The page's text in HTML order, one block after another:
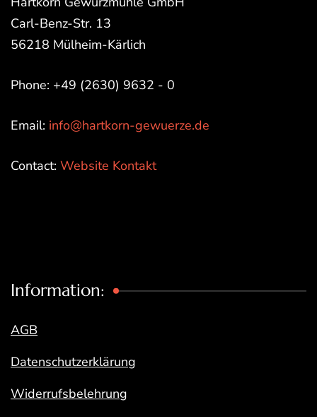
Carl-Benz-Str. 13
56218 Mülheim-Kärlich
Phone: +49 (2630) 9632 - 0
Email: info@hartkorn-gewuerze.de
Contact: Website Kontakt
Information:
AGB
Datenschutzerklärung
Widerrufsbelehrung